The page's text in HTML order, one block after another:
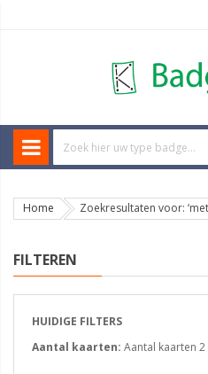
Home Zoekresultaten voor:
FILTEREN
HUIDIGE FILTERS
Aantal kaarten Aantal kaarten 2